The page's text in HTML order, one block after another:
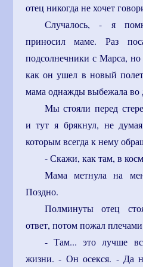
отец никогда не хочет
Случалось, - я
приносил маме. Раз
подсолнечники с Марса, но
как он ушел в новый
мама однажды выбежала во
Мы стояли перед
и тут я брякнул, не
которым всегда к нему
- Скажи, как там, в
Мама метнула на
Поздно.
Полминуты отец
ответ, потом пожал
- Там... это лучше
жизни. - Он осекся. - Да